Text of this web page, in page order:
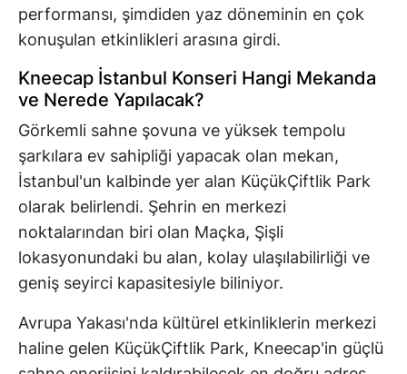
performansı, şimdiden yaz döneminin en çok
konuşulan etkinlikleri arasına girdi.
Kneecap İstanbul Konseri Hangi Mekanda
ve Nerede Yapılacak?
Görkemli sahne şovuna ve yüksek tempolu
şarkılara ev sahipliği yapacak olan mekan,
İstanbul'un kalbinde yer alan KüçükÇiftlik Park
olarak belirlendi. Şehrin en merkezi
noktalarından biri olan Maçka, Şişli
lokasyonundaki bu alan, kolay ulaşılabilirliği ve
geniş seyirci kapasitesiyle biliniyor.
Avrupa Yakası'nda kültürel etkinliklerin merkezi
haline gelen KüçükÇiftlik Park, Kneecap'in güçlü